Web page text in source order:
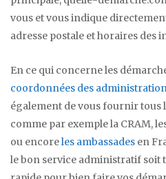
vous et vous indique
adresse postale et horaires des
En ce qui concerne les
coordonnées des
également de vous fournir tous
comme par exemple la CRAM,
ou encoreles ambassades en
le bon service administratif soit